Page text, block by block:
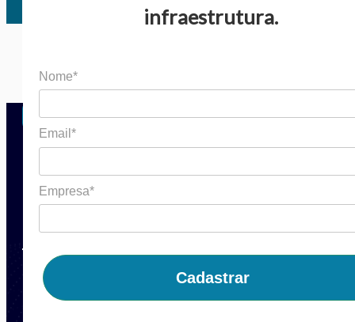
infraestrutura.
Nome*
Email*
Empresa*
Cadastrar
Navegue
ProdutosBlogSoluçõesContato
Soluções